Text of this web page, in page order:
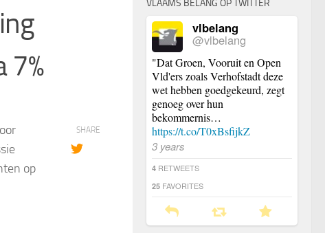
7%
op
SHARE
VLAAMS BELANG OP TWITTER
vlbelang
@vlbelang
"Dat Groen, Vooruit en Open
Vld'ers zoals Verhofstadt deze
wet hebben goedgekeurd, zegt
genoeg over hun
bekommernis…
https://t.co/T0xBsfijkZ
3 years
4 RETWEETS
25 FAVORITES